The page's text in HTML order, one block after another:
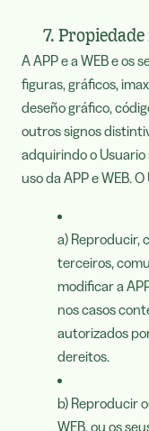
7.
A APP e a WEB e os
figuras, gráficos,
deseño gráfico,
outros signos
adquirindo o
uso da APP e WEB.
a) Reproducir,
terceiros,
modificar a
nos casos
autorizados
dereitos.
b) Reproducir
WEB, ou os